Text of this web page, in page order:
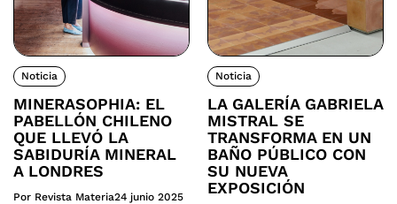
Noticia
MINERASOPHIA: EL
PABELLÓN CHILENO
QUE LLEVÓ LA
SABIDURÍA MINERAL
A LONDRES
Por Revista Materia24 junio 2025
Noticia
LA GALERÍA GABRIELA
MISTRAL SE
TRANSFORMA EN UN
BAÑO PÚBLICO CON
SU NUEVA
EXPOSICIÓN